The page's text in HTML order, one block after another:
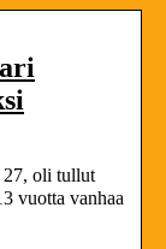
27, oli tullut
vuotta vanhaa